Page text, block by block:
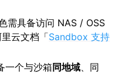
需具备访问 NAS / OSS
云文档「Sandbox 支持
一个与沙箱 同地域、同